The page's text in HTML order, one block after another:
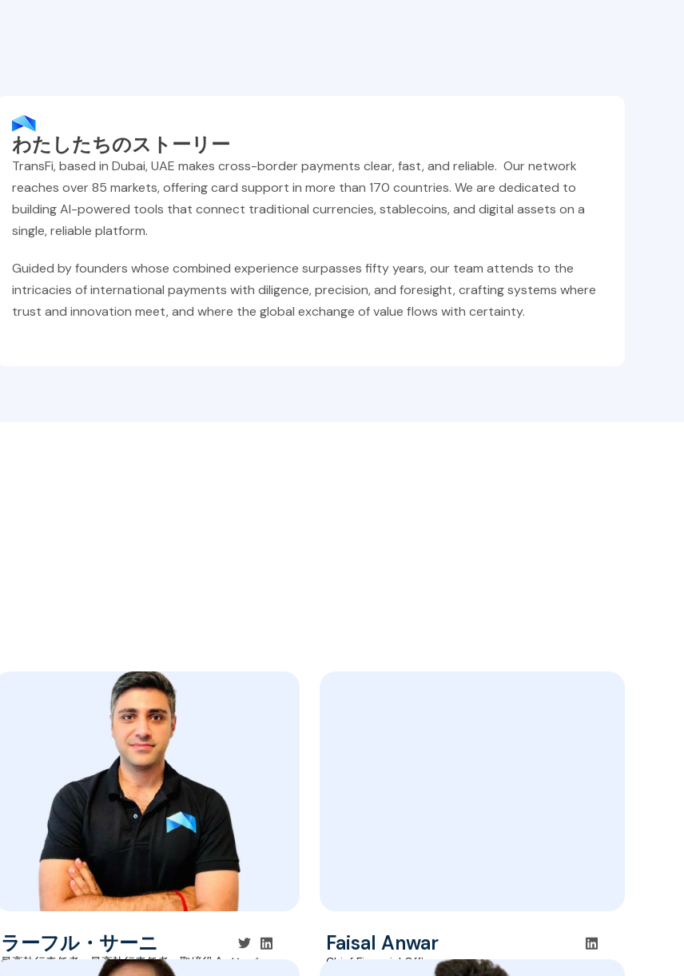
わたしたちのストーリー
TransFi, based in Dubai, UAE makes cross-border payments clear, fast, and reliable. Our network
reaches over 85 markets, offering card support in more than 170 countries. We are dedicated to
building AI-powered tools that connect traditional currencies, stablecoins, and digital assets on a
single, reliable platform.
Guided by founders whose combined experience surpasses fifty years, our team attends to the
intricacies of international payments with diligence, precision, and foresight, crafting systems where
trust and innovation meet, and where the global exchange of value flows with certainty.
ラーフル・サーニ
最高執行責任者、最高執行責任者、取締役会メンバー
Faisal Anwar
Chief Financial Officer